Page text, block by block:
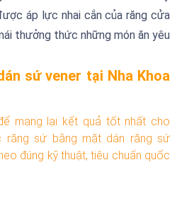
áp lực nhai cắn của răng cửa
thưởng thức những món ăn yêu
sứ vener tại Nha Khoa
mang lại kết quả tốt nhất cho
răng sứ bằng mặt dán răng sứ
đúng kỹ thuật, tiêu chuẩn quốc